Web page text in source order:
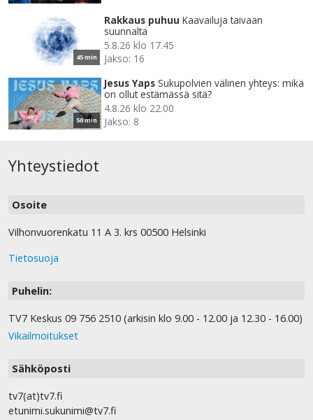
45 min
Rakkaus puhuu Kaavailuja taivaan
suunnalta
5.8.26 klo 17.45
Jakso: 16
50 min
Jesus Yaps Sukupolvien välinen yhteys: mikä
on ollut estämässä sitä?
4.8.26 klo 22.00
Jakso: 8
Yhteystiedot
Osoite
Vilhonvuorenkatu 11 A 3. krs 00500 Helsinki
Tietosuoja
Puhelin:
TV7 Keskus 09 756 2510 (arkisin klo 9.00 - 12.00 ja 12.30 - 16.00)
Vikailmoitukset
Sähköposti
tv7(at)tv7.fi
etunimi.sukunimi@tv7.fi